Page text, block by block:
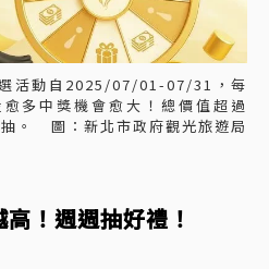
活動自2025/07/01-07/31，每
多中獎機會愈大！總價值超過
。 圖：新北市政府觀光旅遊局
！週週抽好禮！